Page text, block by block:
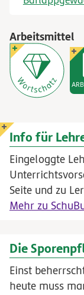
Arbeitsmittel
Info für
Eingeloggte
Seite und zu
Mehr zu
Die
Einst
heute muss